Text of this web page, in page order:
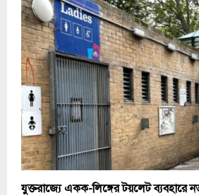
যুক্তরাজ্যে একক-লিঙ্গের টয়লেট ব্যবহারে